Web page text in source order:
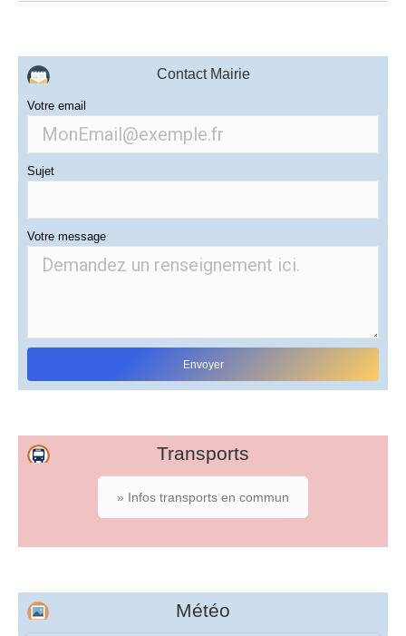
Contact Mairie
Votre email
Sujet
Votre message
Transports
» Infos transports en commun
Météo